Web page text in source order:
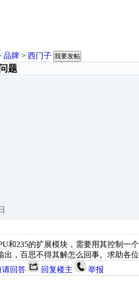
品牌 > 西门子 我要发帖
题
和235的扩展模块，需要用其控制
出，百思不得其解怎么回事。求助各
请回答 回复楼主 举报